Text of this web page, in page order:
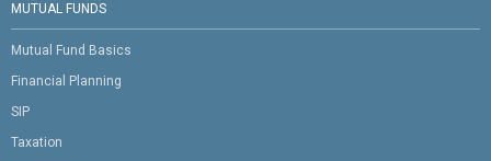
MUTUAL FUNDS
Mutual Fund Basics
Financial Planning
SIP
Taxation